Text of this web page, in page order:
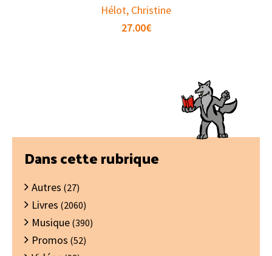
Hélot, Christine
27.00€
Barre
latérale
principale
Dans cette rubrique
Autres (27)
Livres (2060)
Musique (390)
Promos (52)